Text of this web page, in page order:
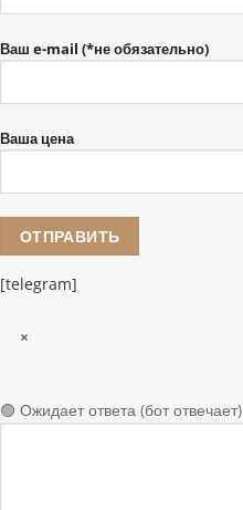
Ваш e-mail (*не обязательно)
Ваша цена
[telegram]
×
🟣 Ожидает ответа (бот отвечает)